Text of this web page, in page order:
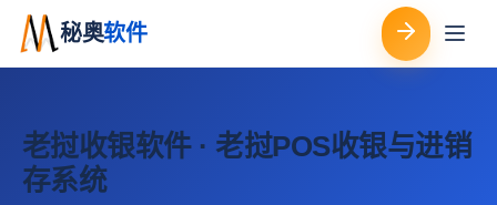
秘奥软件
老挝收银软件 · 老挝POS收银与进销
存系统